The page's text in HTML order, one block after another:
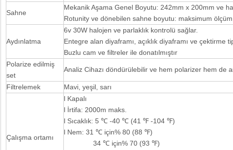
Sahne
Mekanik Aşama Genel Boyutu: 242mm x 200mm ve
Rotunity ve dönebilen sahne boyutu: maksimum
Aydınlatma
6v 30W halojen ve parlaklık kontrolü sağlar.
Entegre alan diyaframı, açıklık diyaframı ve çektirme
Buzlu cam ve filtreler ile donatılmıştır
Polarize edilmiş
set
Analiz Cihazı döndürülebilir ve hem polarizer hem de
Filtrelemek Mavi, yeşil, sarı
Çalışma ortamı
l Kapalı
l İrtifa: 2000m maks.
l Sıcaklık: 5 ℃ -40 ℃ (41 ℉ -104 ℉)
l Nem: 31 ℃ için% 80 (88 ℉)
34 ℃ için% 70 (93 ℉)